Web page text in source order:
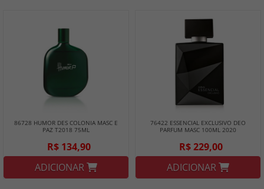
86728 HUMOR DES COLONIA MASC E
PAZ T2018 75ML
R$ 134,90
ADICIONAR
76422 ESSENCIAL EXCLUSIVO DEO
PARFUM MASC 100ML 2020
R$ 229,00
ADICIONAR